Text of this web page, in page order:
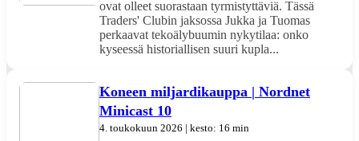
ovat olleet suorastaan tyrmistyttäviä. Tässä
Traders' Clubin jaksossa Jukka ja Tuomas
perkaavat tekoälybuumin nykytilaa: onko
kyseessä historiallisen suuri kupla...
Koneen miljardikauppa | Nordnet
Minicast 10
4. toukokuun 2026 | kesto: 16 min